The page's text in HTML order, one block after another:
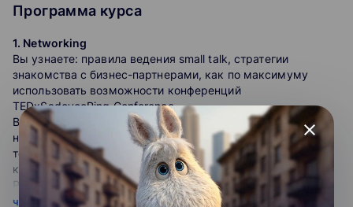
самостоятельное обучение с помощью современных
сервисов.
Чтобы занятия английским были по-настоящему
эффективными и наши ученики могли погрузиться в
настоящую языковую среду, мы разработали целую
экосистему сервисов.
Экосистема Skyeng анализирует действия ученика,
отслеживает его ошибки, строит персональную
образовательную траекторию, поддерживает и
усиливает его вовлечение в занятия, наглядно
показывает прогресс.
Программа курса
1. Networking
Вы узнаете: правила ведения small talk, стратегии
знакомства с бизнес-партнерами, как по максимуму
использовать возможности конференций
TEDxSadovoeRing Conference.
Вы научитесь: начинать разговор, знакомиться, находить
нужные темы для беседы, избегать вопросов на острые
темы, поддерживать контакт после знакомства, писать
короткие сообщения о себе.
Раздел включает уроки:
• Making contact
читать подробнее
close